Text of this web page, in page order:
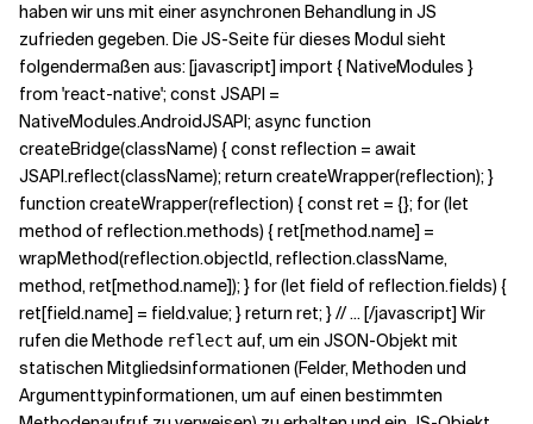
haben wir uns mit einer asynchronen Behandlung in JS
zufrieden gegeben. Die JS-Seite für dieses Modul sieht
folgendermaßen aus: [javascript] import { NativeModules }
from 'react-native'; const JSAPI =
NativeModules.AndroidJSAPI; async function
createBridge(className) { const reflection = await
JSAPI.reflect(className); return createWrapper(reflection); }
function createWrapper(reflection) { const ret = {}; for (let
method of reflection.methods) { ret[method.name] =
wrapMethod(reflection.objectId, reflection.className,
method, ret[method.name]); } for (let field of reflection.fields) {
ret[field.name] = field.value; } return ret; } // ... [/javascript] Wir
rufen die Methode reflect auf, um ein JSON-Objekt mit
statischen Mitgliedsinformationen (Felder, Methoden und
Argumenttypinformationen, um auf einen bestimmten